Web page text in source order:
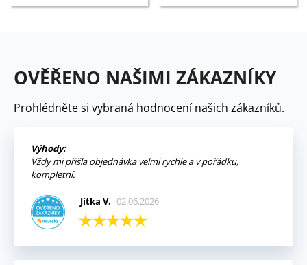
OVĚŘENO NAŠIMI ZÁKAZNÍKY
Prohlédněte si vybraná hodnocení našich zákazníků.
Výhody:
Vždy mi přišla objednávka velmi rychle a v pořádku,
kompletní.
Jitka V. 02.06.2026